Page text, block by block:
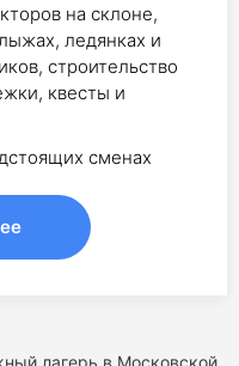
на склоне,
ледянках и
строительство
квесты и
сменах
лагерь в Московской